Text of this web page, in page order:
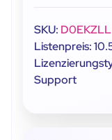
SKU: D0EKZLL
Listenpreis:
Support